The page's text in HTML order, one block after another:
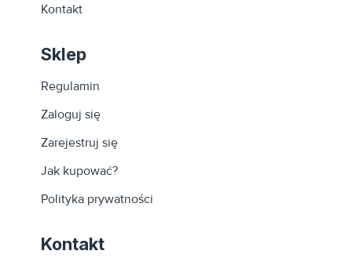
Kontakt
Sklep
Regulamin
Zaloguj się
Zarejestruj się
Jak kupować?
Polityka prywatności
Kontakt